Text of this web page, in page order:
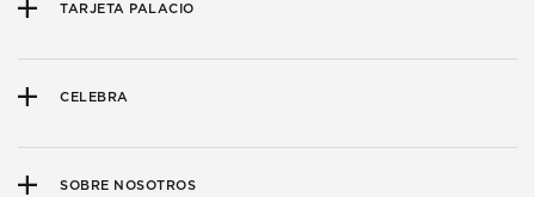
TARJETA PALACIO
CELEBRA
SOBRE NOSOTROS